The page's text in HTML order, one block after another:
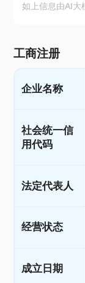
如上信息由AI大
工商注册
企业名称
社会统一信
用代码
法定代表人
经营状态
成立日期